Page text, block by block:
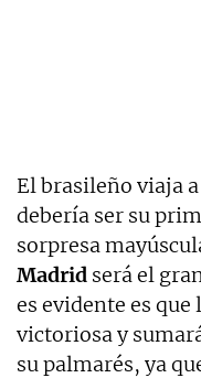
El brasileño viaja
debería ser su
sorpresa
Madrid será el
es evidente es
victoriosa y
su palmarés, ya